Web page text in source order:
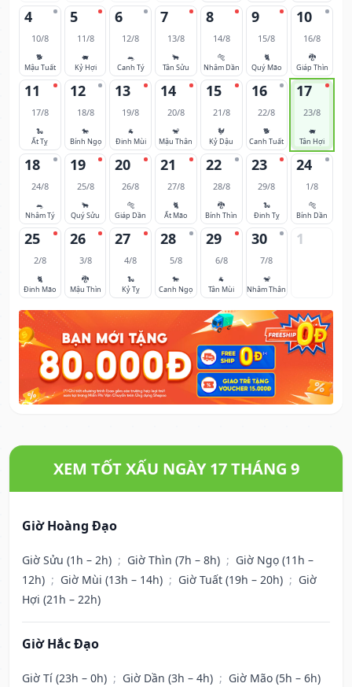
4
10/8
🐕
Mậu Tuất
5
11/8
🐖
Kỷ Hợi
6
12/8
🐀
Canh Tý
7
13/8
🐂
Tân Sửu
8
14/8
🐅
Nhâm Dần
9
15/8
🐈
Quý Mão
10
16/8
🐉
Giáp Thìn
11
17/8
🐍
Ất Tỵ
12
18/8
🐎
Bính Ngọ
13
19/8
🐐
Đinh Mùi
14
20/8
🐒
Mậu Thân
15
21/8
🐓
Kỷ Dậu
16
22/8
🐕
Canh Tuất
17
23/8
🐖
Tân Hợi
18
24/8
🐀
Nhâm Tý
19
25/8
🐂
Quý Sửu
20
26/8
🐅
Giáp Dần
21
27/8
🐈
Ất Mão
22
28/8
🐉
Bính Thìn
23
29/8
🐍
Đinh Tỵ
24
1/8
🐅
Bính Dần
25
2/8
🐈
Đinh Mão
26
3/8
🐉
Mậu Thìn
27
4/8
🐍
Kỷ Tỵ
28
5/8
🐎
Canh Ngọ
29
6/8
🐐
Tân Mùi
30
7/8
🐒
Nhâm Thân
1
XEM TỐT XẤU NGÀY 17 THÁNG 9
Giờ Hoàng Đạo
Giờ Sửu (1h – 2h) ; Giờ Thìn (7h – 8h) ; Giờ Ngọ (11h –
12h) ; Giờ Mùi (13h – 14h) ; Giờ Tuất (19h – 20h) ; Giờ
Hợi (21h – 22h)
Giờ Hắc Đạo
Giờ Tí (23h – 0h) ; Giờ Dần (3h – 4h) ; Giờ Mão (5h – 6h)